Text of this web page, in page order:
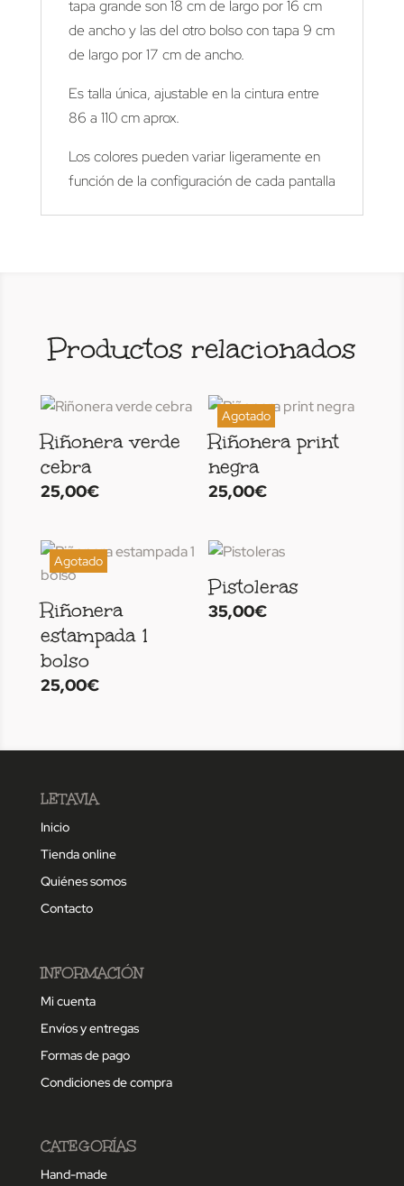
tapa grande son 18 cm de largo por 16 cm
de ancho y las del otro bolso con tapa 9 cm
de largo por 17 cm de ancho.
Es talla única, ajustable en la cintura entre
86 a 110 cm aprox.
Los colores pueden variar ligeramente en
función de la configuración de cada pantalla
Productos relacionados
Riñonera verde
cebra
25,00€
Riñonera print
negra
25,00€
Riñonera
estampada 1
bolso
25,00€
Pistoleras
35,00€
LETAVIA
Inicio
Tienda online
Quiénes somos
Contacto
INFORMACIÓN
Mi cuenta
Envíos y entregas
Formas de pago
Condiciones de compra
CATEGORÍAS
Hand-made